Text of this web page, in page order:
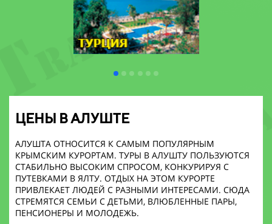
ЦЕНЫ В АЛУШТЕ
АЛУШТА ОТНОСИТСЯ К САМЫМ ПОПУЛЯРНЫМ
КРЫМСКИМ КУРОРТАМ. ТУРЫ В АЛУШТУ ПОЛЬЗУЮТСЯ
СТАБИЛЬНО ВЫСОКИМ СПРОСОМ, КОНКУРИРУЯ С
ПУТЕВКАМИ В ЯЛТУ. ОТДЫХ НА ЭТОМ КУРОРТЕ
ПРИВЛЕКАЕТ ЛЮДЕЙ С РАЗНЫМИ ИНТЕРЕСАМИ. СЮДА
СТРЕМЯТСЯ СЕМЬИ С ДЕТЬМИ, ВЛЮБЛЕННЫЕ ПАРЫ,
ПЕНСИОНЕРЫ И МОЛОДЕЖЬ.